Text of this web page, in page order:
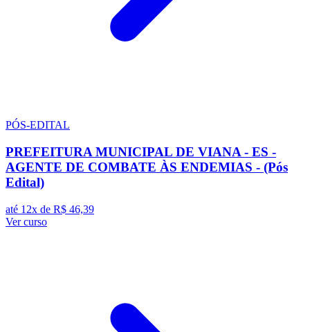
PÓS-EDITAL
PREFEITURA MUNICIPAL DE VIANA - ES -
AGENTE DE COMBATE ÀS ENDEMIAS - (Pós
Edital)
até 12x de R$ 46,39
Ver curso